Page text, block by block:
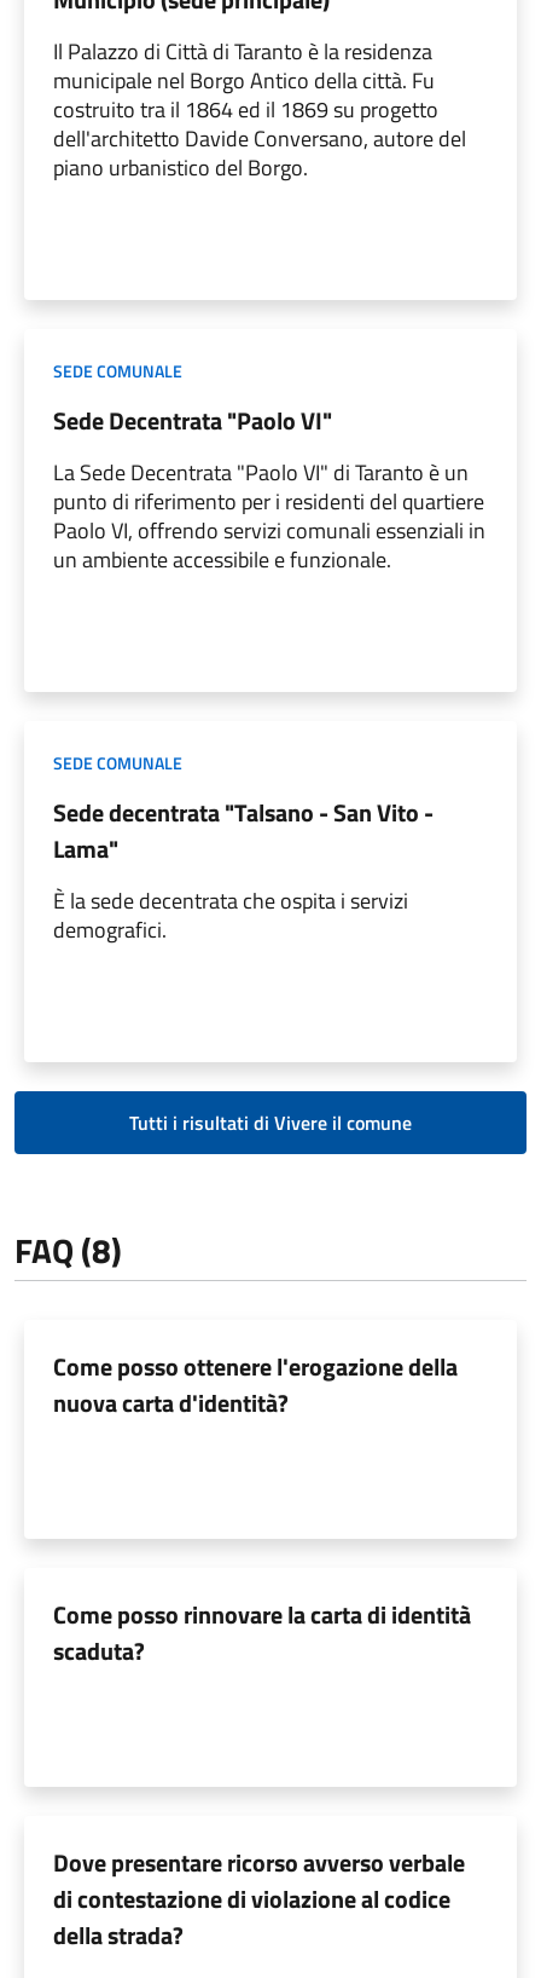
Il Palazzo di Città di Taranto è la residenza
municipale nel Borgo Antico della città. Fu
costruito tra il 1864 ed il 1869 su progetto
dell'architetto Davide Conversano, autore del
piano urbanistico del Borgo.
SEDE COMUNALE
Sede Decentrata "Paolo VI"
La Sede Decentrata "Paolo VI" di Taranto è un
punto di riferimento per i residenti del quartiere
Paolo VI, offrendo servizi comunali essenziali in
un ambiente accessibile e funzionale.
SEDE COMUNALE
Sede decentrata "Talsano - San Vito -
Lama"
È la sede decentrata che ospita i servizi
demografici.
Tutti i risultati di Vivere il comune
FAQ (8)
Come posso ottenere l'erogazione della
nuova carta d'identità?
Come posso rinnovare la carta di identità
scaduta?
Dove presentare ricorso avverso verbale
di contestazione di violazione al codice
della strada?